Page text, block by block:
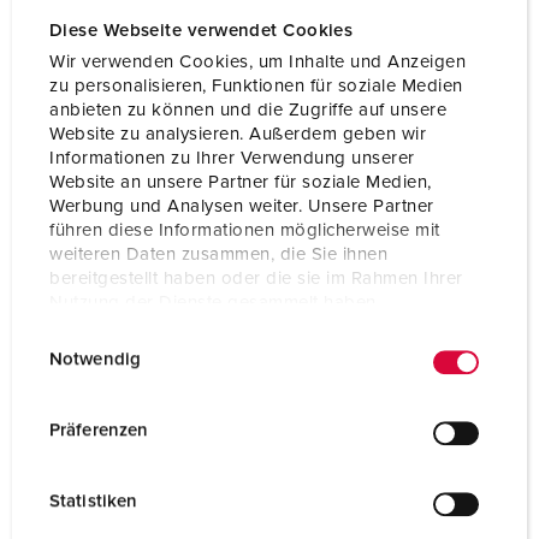
Diese Webseite verwendet Cookies
Wir verwenden Cookies, um Inhalte und Anzeigen
zu personalisieren, Funktionen für soziale Medien
anbieten zu können und die Zugriffe auf unsere
Website zu analysieren. Außerdem geben wir
Informationen zu Ihrer Verwendung unserer
Website an unsere Partner für soziale Medien,
Werbung und Analysen weiter. Unsere Partner
führen diese Informationen möglicherweise mit
weiteren Daten zusammen, die Sie ihnen
bereitgestellt haben oder die sie im Rahmen Ihrer
Notwendig
Präferenzen
Statistiken
Roestvrij staal
Ontdek meer over de eigenschappen van onze roestvrij
stalen verdeelkasten op de volgende pagina.
MEER INFORMATIE